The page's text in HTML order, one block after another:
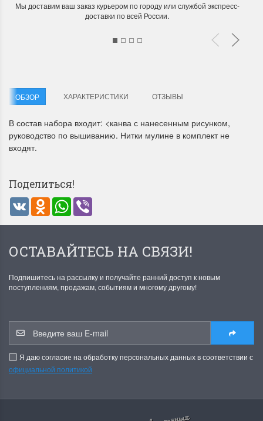
Летние Скидки
!! СКИДКА 20% ‼️ с 1 до 3 июня в
честь первого летнего дня
ПОДРОБНЕЕ
1 июня 2024 11:29
Раритеты Дим.
На сайте пополнение
Dimensions
ПОДРОБНЕЕ
22 мая 2024 13:01
Мы доставим ваш заказ курьером по городу или службой экспресс-
доставки по всей России.
ОБЗОР ХАРАКТЕРИСТИКИ ОТЗЫВЫ
В состав набора входит: <канва с нанесенным рисунком,
руководство по вышиванию. Нитки мулине в комплект не
входят.
Поделиться!
VK Odnoklassniki
WhatsApp
ОСТАВАЙТЕСЬ НА СВЯЗИ!
Подпишитесь на рассылку и получайте ранний доступ к новым
поступлениям, продажам, событиям и многому другому!
Я даю согласие на обработку персональных данных в соответствии с
официальной политикой